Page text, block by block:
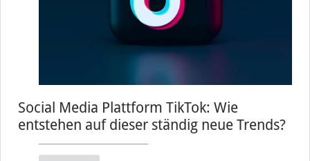
Social Media Plattform TikTok: Wie
entstehen auf dieser ständig neue Trends?